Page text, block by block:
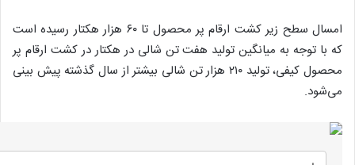
امسال سطح زیر کشت ارقام پر محصول تا ۶۰ هزار هکتار رسیده است
که با توجه به میانگین تولید هفت تن شالی در هکتار در کشت ارقام پر
محصول کیفی، تولید ۲۱۰ هزار تن شالی بیشتر از سال گذشته پیش بینی
می‌شود.